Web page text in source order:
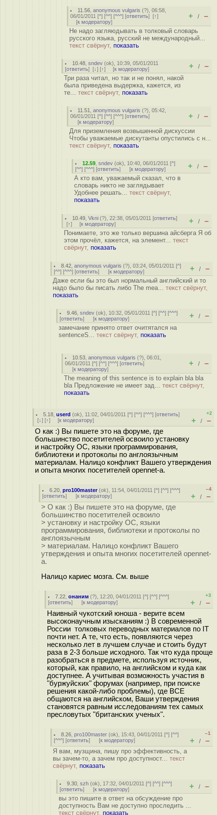
11.56 ,anonymous vulgaris (?), 06:58,
06/01/2011 [^] [^^] [^^^] [ответить] [↑]
[к модератору]
+ / –
Не надо загляюдывать в толковый словарь
русского языка, русский не международный...
текст свёрнут, показать
10.48 ,sndev (ok), 10:39, 05/01/2011
[ответить] [↓] [↑] [к модератору] + / –
Три раза читал, но так и не понял, накой
была приведена выдержка, кажется, из
те... текст свёрнут, показать
11.51 ,anonymous vulgaris (?), 05:42,
06/01/2011 [^] [^^] [^^^] [ответить]
[к модератору]
+ / –
Для приземления возвышенной дискуссии
Чтобы уважаемые дискутанты опустились с н...
текст свёрнут, показать
12.59 ,sndev (ok), 10:40, 06/01/2011 [^]
[^^] [^^^] [ответить] [к модератору] + / –
А кто вам, уважаемый сказал, что в
словарь никто не заглядывает
Удобнее решать... текст свёрнут,
показать
10.49 ,Vkni (?), 22:38, 05/01/2011 [ответить]
[↑] [к модератору] + / –
Понимаете, это же только вершина айсберга Я об
этом прочёл, кажется, на элемент... текст
свёрнут, показать
8.42 ,anonymous vulgaris (?), 03:24, 05/01/2011 [^]
[^^] [^^^] [ответить] [к модератору] + / –
Даже если бы это был нормальный английский и то
надо было бы писать либо The mea... текст свёрнут,
показать
9.46 ,sndev (ok), 10:32, 05/01/2011 [^] [^^] [^^^]
[ответить] [к модератору] + / –
замечание принято ответ очитятался на
sentenceS... текст свёрнут, показать
10.53 ,anonymous vulgaris (?), 06:01,
06/01/2011 [^] [^^] [^^^] [ответить]
[к модератору]
+ / –
The meaning of this sentence is to explain bla bla
bla Предложение не имеет зад... текст свёрнут,
показать
5.18 ,userd (ok), 11:02, 04/01/2011 [^] [^^] [^^^] [ответить]
[↓] [↑] [к модератору]
+2
+ / –
О как :) Вы пишете это на форуме, где
большинство посетителей освоило установку
и настройку ОС, языки программирования,
библиотеки и протоколы по англоязычным
материалам. Налицо конфликт Вашего утверждения
и опыта многих посетителей opennet-а.
6.20 ,pro100master(ok), 11:54, 04/01/2011 [^] [^^] [^^^]
[ответить] [к модератору]
–4
+ / –
> О как :) Вы пишете это на форуме, где
большинство посетителей освоило
> установку и настройку ОС, языки
программирования, библиотеки и протоколы по
англоязычным
> материалам. Налицо конфликт Вашего
утверждения и опыта многих посетителей opennet-
а.
Налицо кариес мозга. См. выше
7.22 ,онаним (?), 12:20, 04/01/2011 [^] [^^] [^^^]
[ответить] [к модератору]
+3
+ / –
Наивный чукотский юноша - верите всем
высоконаучным изысканиям :) В современной
России толковых переводных материалов по IT
почти нет. А те, что есть, появляются через
несколько лет в лучшем случае и стоить будут
раза в 2-3 больше исходного. Так что куда проще
разобраться в предмете, используя источник,
который, как правило, на английском и куда как
доступнее. А учитывая возможность участия в
"буржуйских" форумах (например, при поиске
решения какой-либо проблемы), где ВСЕ
общаются на английском, Ваши утверждения
становятся равным исследованиям тех самых
пресловутых "британских ученых".
8.26 ,pro100master (ok), 15:43, 04/01/2011 [^] [^^]
[^^^] [ответить] [к модератору]
–1
+ / –
Я вам, музщина, пишу про эффективность, а
вы зачем-то, а зачем про доступност... текст
свёрнут, показать
9.30 ,szh (ok), 17:32, 04/01/2011 [^] [^^] [^^^]
[ответить] [к модератору] + / –
вы это пишите в ответ на обсуждение про
доступность Вам не доступно проследить ...
текст свёрнут, показать